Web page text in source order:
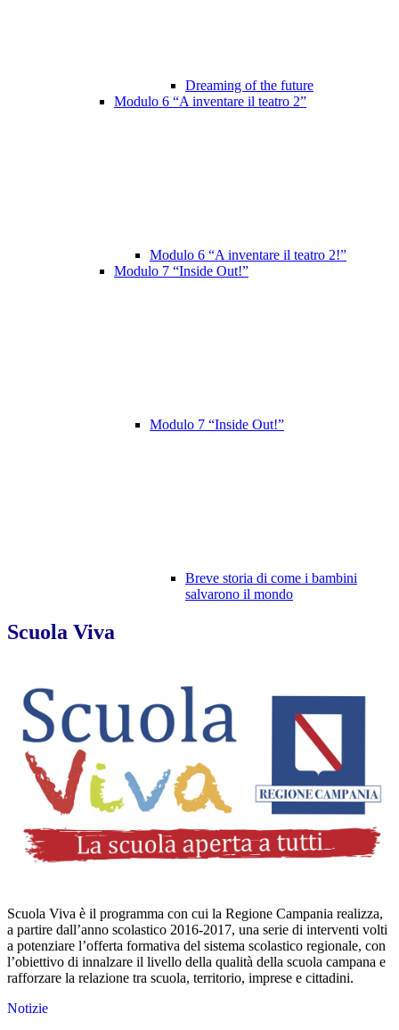
Dreaming of the future
Modulo 6 “A inventare il teatro 2”
Modulo 6 “A inventare il teatro 2!”
Modulo 7 “Inside Out!”
Modulo 7 “Inside Out!”
Breve storia di come i bambini
salvarono il mondo
Scuola Viva
Scuola Viva è il programma con cui la Regione Campania realizza,
a partire dall’anno scolastico 2016-2017, una serie di interventi volti
a potenziare l’offerta formativa del sistema scolastico regionale, con
l’obiettivo di innalzare il livello della qualità della scuola campana e
rafforzare la relazione tra scuola, territorio, imprese e cittadini.
Notizie